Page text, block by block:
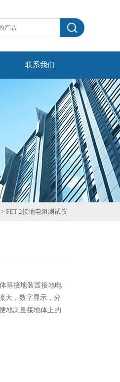
联系我们
> FET-2接地电阻测试仪
等接地装置接地电
大，数字显示，分
地测量接地体上的